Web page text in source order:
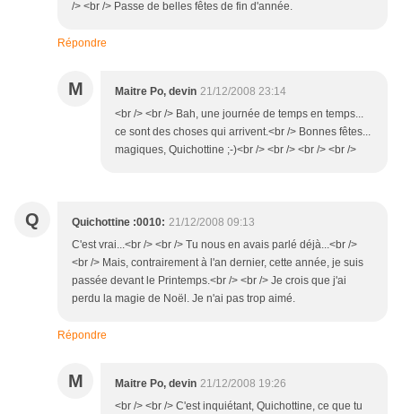
/> <br /> Passe de belles fêtes de fin d'année.
Répondre
M Maitre Po, devin 21/12/2008 23:14
<br /> <br /> Bah, une journée de temps en temps...
ce sont des choses qui arrivent.<br /> Bonnes fêtes...
magiques, Quichottine ;-)<br /> <br /> <br /> <br />
Q Quichottine :0010: 21/12/2008 09:13
C'est vrai...<br /> <br /> Tu nous en avais parlé déjà...<br />
<br /> Mais, contrairement à l'an dernier, cette année, je suis
passée devant le Printemps.<br /> <br /> Je crois que j'ai
perdu la magie de Noël. Je n'ai pas trop aimé.
Répondre
M Maitre Po, devin 21/12/2008 19:26
<br /> <br /> C'est inquiétant, Quichottine, ce que tu